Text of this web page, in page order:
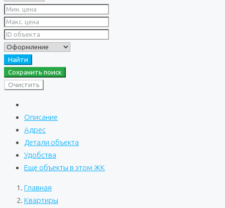
Найти
Сохранить поиск
Очистить
Описание
Адрес
Детали объекта
Удобства
Еще объекты в этом ЖК
Главная
Квартиры